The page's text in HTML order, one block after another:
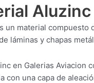
un material
láminas y chapas
en Galerias Aviacion
con una capa de